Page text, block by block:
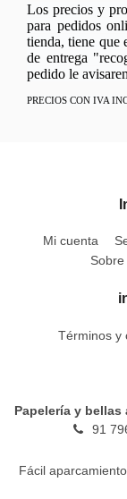
Los precios y
para pedidos
tienda, tiene que
de entrega
pedido le
PRECIOS CON IVA
Mi cuenta
Términos y
Papelería y bellas
91
Fácil